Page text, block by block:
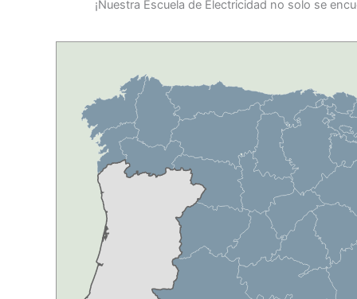
¡Nuestra Escuela de Electricidad no solo se